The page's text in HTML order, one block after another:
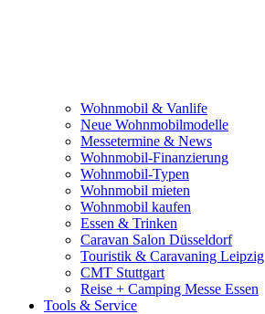
Wohnmobil & Vanlife
Neue Wohnmobilmodelle
Messetermine & News
Wohnmobil-Finanzierung
Wohnmobil-Typen
Wohnmobil mieten
Wohnmobil kaufen
Essen & Trinken
Caravan Salon Düsseldorf
Touristik & Caravaning Leipzig
CMT Stuttgart
Reise + Camping Messe Essen
Tools & Service